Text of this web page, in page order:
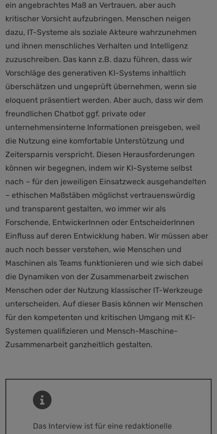
ein angebrachtes Maß an Vertrauen, aber auch
kritischer Vorsicht aufzubringen. Menschen neigen
dazu, IT-Systeme als soziale Akteure wahrzunehmen
und ihnen menschliches Verhalten und Intelligenz
zuzuschreiben. Das kann z.B. dazu führen, dass wir
Vorschläge des generativen KI-Systems inhaltlich
überschätzen und ungeprüft übernehmen, wenn sie
eloquent präsentiert werden. Aber auch, dass wir dem
freundlichen Chatbot ggf. private oder
unternehmensinterne Informationen preisgeben, weil
die Nutzung eine komfortable Unterstützung und
Zeitersparnis verspricht. Diesen Herausforderungen
können wir begegnen, indem wir KI-Systeme selbst
nach – für den jeweiligen Einsatzweck ausgehandelten
– ethischen Maßstäben möglichst vertrauenswürdig
und transparent gestalten, wo immer wir als
Forschende, EntwickerInnen oder EntscheiderInnen
Einfluss auf deren Entwicklung haben. Wir müssen aber
auch noch besser verstehen, wie Menschen und
Maschinen als Teams funktionieren und wie sich dabei
die Dynamiken von der Zusammenarbeit zwischen
Menschen oder der Nutzung klassischer IT-Werkzeuge
unterscheiden. Auf dieser Basis können wir Menschen
für den kompetenten und kritischen Umgang mit KI-
Systemen qualifizieren und Mensch-Maschine-
Zusammenarbeit ganzheitlich gestalten.
Das Interview ist für eine redaktionelle